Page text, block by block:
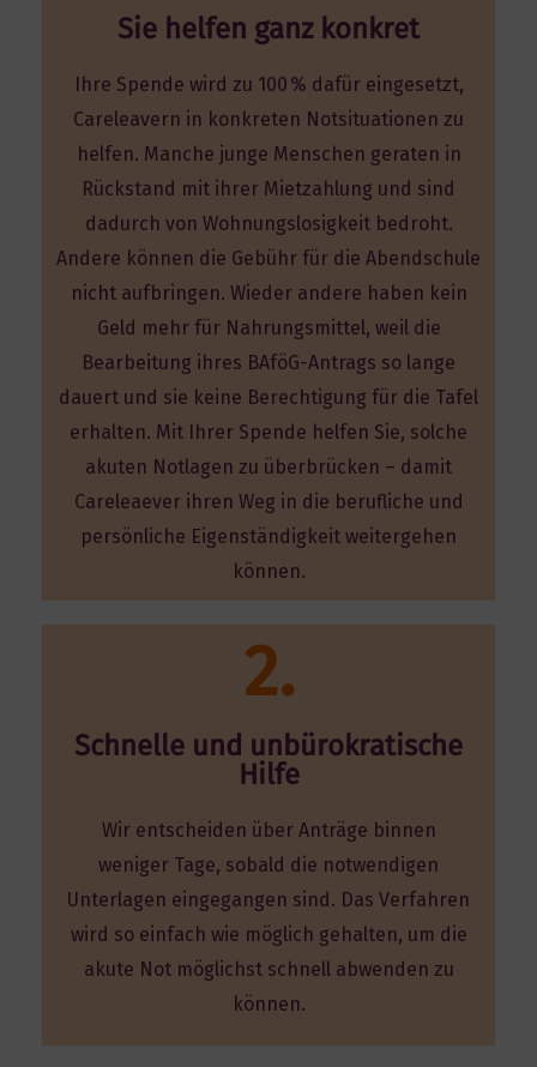
Sie helfen ganz konkret
Ihre Spende wird zu 100 % dafür eingesetzt,
Careleavern in konkreten Notsituationen zu
helfen. Manche junge Menschen geraten in
Rückstand mit ihrer Mietzahlung und sind
dadurch von Wohnungslosigkeit bedroht.
Andere können die Gebühr für die Abendschule
nicht aufbringen. Wieder andere haben kein
Geld mehr für Nahrungsmittel, weil die
Bearbeitung ihres BAföG-Antrags so lange
dauert und sie keine Berechtigung für die Tafel
erhalten. Mit Ihrer Spende helfen Sie, solche
akuten Notlagen zu überbrücken – damit
Careleaever ihren Weg in die berufliche und
persönliche Eigenständigkeit weitergehen
können.
2.
Schnelle und unbürokratische
Hilfe
Wir entscheiden über Anträge binnen
weniger Tage, sobald die notwendigen
Unterlagen eingegangen sind. Das Verfahren
wird so einfach wie möglich gehalten, um die
akute Not möglichst schnell abwenden zu
können.